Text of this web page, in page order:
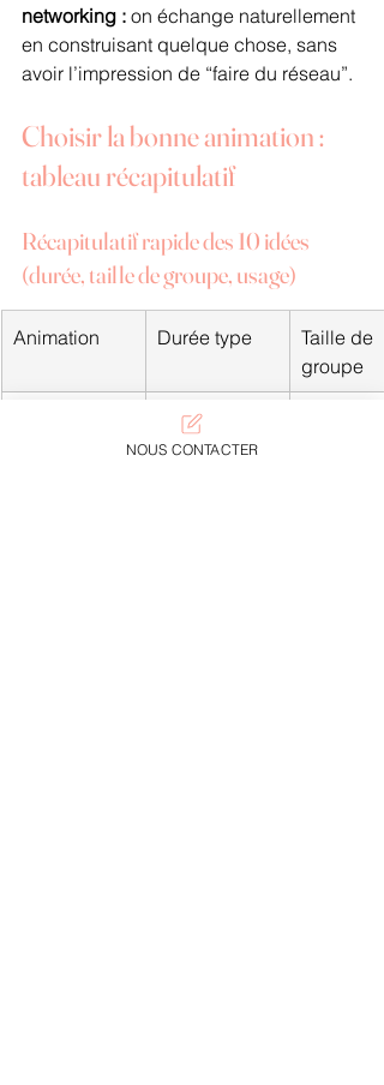
networking : on échange naturellement
en construisant quelque chose, sans
avoir l’impression de “faire du réseau”.
Choisir la bonne animation :
tableau récapitulatif
Récapitulatif rapide des 10 idées
(durée, taille de groupe, usage)
Animation Durée type
Taille de
groupe
12–20 min
NOUS CONTACTER